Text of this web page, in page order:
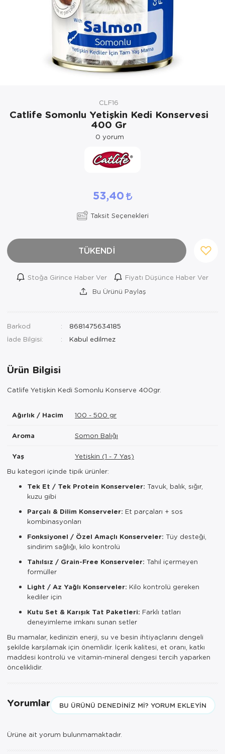
CLF16
Catlife Somonlu Yetişkin Kedi Konservesi
400 Gr
0 yorum
53,40
Taksit Seçenekleri
TÜKENDİ
Stoğa Girince Haber Ver
Fiyatı Düşünce Haber Ver
Bu Ürünü Paylaş
Barkod
8681475634185
İade Bilgisi:
Ürün Bilgisi
Catlife Yetişkin Kedi Somonlu Konserve 400gr.
Ağırlık / Hacim 100 - 500 gr
Aroma Somon Balığı
Yaş
Yetişkin (1 - 7 Yaş)
Bu kategori içinde tipik ürünler:
Tek Et / Tek Protein Konserveler: Tavuk, balık, sığır,
kuzu gibi
Parçalı & Dilim Konserveler: Et parçaları + sos
kombinasyonları
Fonksiyonel / Özel Amaçlı Konserveler: Tüy desteği,
sindirim sağlığı, kilo kontrolü
Tahılsız / Grain-Free Konserveler: Tahıl içermeyen
formüller
Light / Az Yağlı Konserveler: Kilo kontrolü gereken
kediler için
Kutu Set & Karışık Tat Paketleri: Farklı tatları
deneyimleme imkanı sunan setler
Bu mamalar, kedinizin enerji, su ve besin ihtiyaçlarını dengeli
şekilde karşılamak için önemlidir. İçerik kalitesi, et oranı, katkı
maddesi kontrolü ve vitamin-mineral dengesi tercih yaparken
önceliklidir.
Yorumlar BU ÜRÜNÜ DENEDINIZ MI? YORUM EKLEYIN
Ürüne ait yorum bulunmamaktadır.